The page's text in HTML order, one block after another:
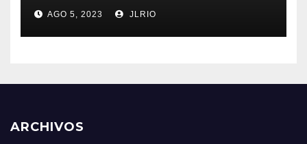
AGO 5, 2023 JLRIO
ARCHIVOS